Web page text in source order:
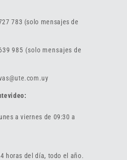
783 (solo mensajes de
985 (solo mensajes de
a viernes de 09:30 a
horas del día, todo el año.